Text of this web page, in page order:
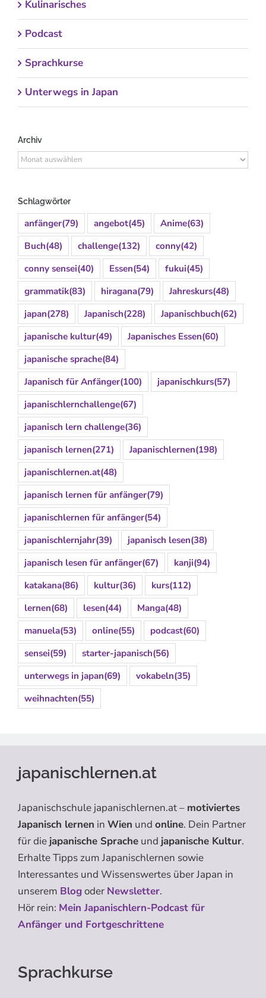
Kulinarisches
Podcast
Sprachkurse
Unterwegs in Japan
Archiv
Archiv
Schlagwörter
anfänger(79) angebot(45) Anime(63)
Buch(48) challenge(132) conny(42)
conny sensei(40) Essen(54) fukui(45)
grammatik(83) hiragana(79) Jahreskurs(48)
japan(278) Japanisch(228) Japanischbuch(62)
japanische kultur(49) Japanisches Essen(60)
japanische sprache(84)
Japanisch für Anfänger(100) japanischkurs(57)
japanischlernchallenge(67)
japanisch lern challenge(36)
japanisch lernen(271) Japanischlernen(198)
japanischlernen.at(48)
japanisch lernen für anfänger(79)
japanischlernen für anfänger(54)
japanischlernjahr(39) japanisch lesen(38)
japanisch lesen für anfänger(67) kanji(94)
katakana(86) kultur(36) kurs(112)
lernen(68) lesen(44) Manga(48)
manuela(53) online(55) podcast(60)
sensei(59) starter-japanisch(56)
unterwegs in japan(69) vokabeln(35)
weihnachten(55)
japanischlernen.at
Japanischschule japanischlernen.at – motiviertes
Japanisch lernen in Wien und online. Dein Partner
für die japanische Sprache und japanische Kultur.
Erhalte Tipps zum Japanischlernen sowie
Interessantes und Wissenswertes über Japan in
unserem Blogoder Newsletter.
Hör rein: Mein Japanischlern-Podcast für
Anfänger und Fortgeschrittene
Sprachkurse